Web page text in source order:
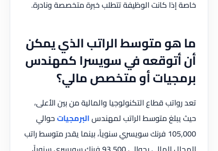
خاصة إذا كانت الوظيفة تتطلب خبرة متخصصة ونادرة.
ما هو متوسط الراتب الذي يمكن
أن أتوقعه في سويسرا كمهندس
برمجيات أو متخصص مالي؟
تعد رواتب قطاع التكنولوجيا والمالية من بين الأعلى،
حيث يبلغ متوسط الراتب لمهندسالبرمجياتحوالي
105,000 فرنك سويسري سنوياً، بينما يقدر متوسط راتب